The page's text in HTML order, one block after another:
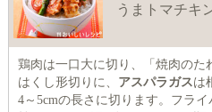
うまトマチキ
鶏肉は一口大に切り、「焼肉のた
はくし形切りに、 アスパラガスは
4～5cmの長さに切ります。フラ